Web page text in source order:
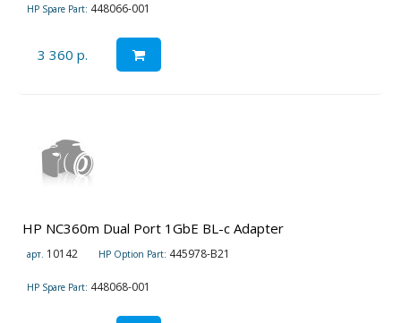
HP Spare Part: 448066-001
3 360 р.
HP NC360m Dual Port 1GbE BL-c Adapter
арт. 10142 HP Option Part: 445978-B21
HP Spare Part: 448068-001